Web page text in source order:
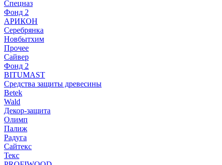
Спецназ
Фонд 2
АРИКОН
Серебрянка
Новбытхим
Прочее
Сайвер
Фонд 2
BITUMAST
Средства защиты древесины
Betek
Wald
Декор-защита
Олимп
Палиж
Радуга
Сайтекс
Текс